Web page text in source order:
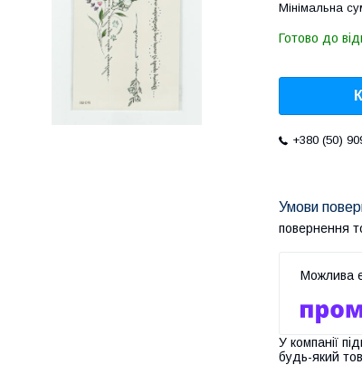
Мінімальна
Готово до
+380 (50)
повернення
У компанії
будь-який